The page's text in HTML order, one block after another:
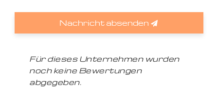
Nachricht absenden
Für dieses Unternehmen wurden
noch keine Bewertungen
abgegeben.